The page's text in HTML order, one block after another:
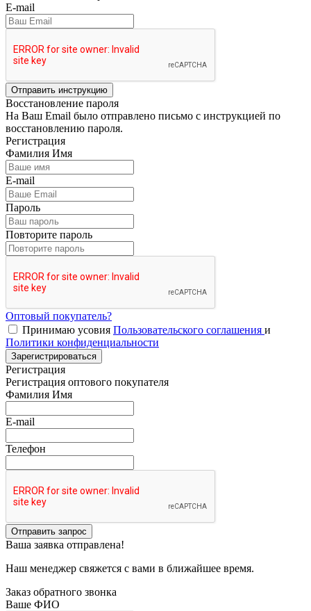
E-mail
Отправить инструкцию
Восстановление пароля
На Ваш Email было отправлено письмо с инструкцией по
восстановлению пароля.
Регистрация
Фамилия Имя
E-mail
Пароль
Повторите пароль
Оптовый покупатель?
Принимаю усовия Пользовательского соглашения и
Политики конфиденциальности
Зарегистрироваться
Регистрация
Регистрация оптового покупателя
Фамилия Имя
E-mail
Телефон
Отправить запрос
Ваша заявка отправлена!
Наш менеджер свяжется с вами в ближайшее время.
Заказ обратного звонка
Ваше ФИО